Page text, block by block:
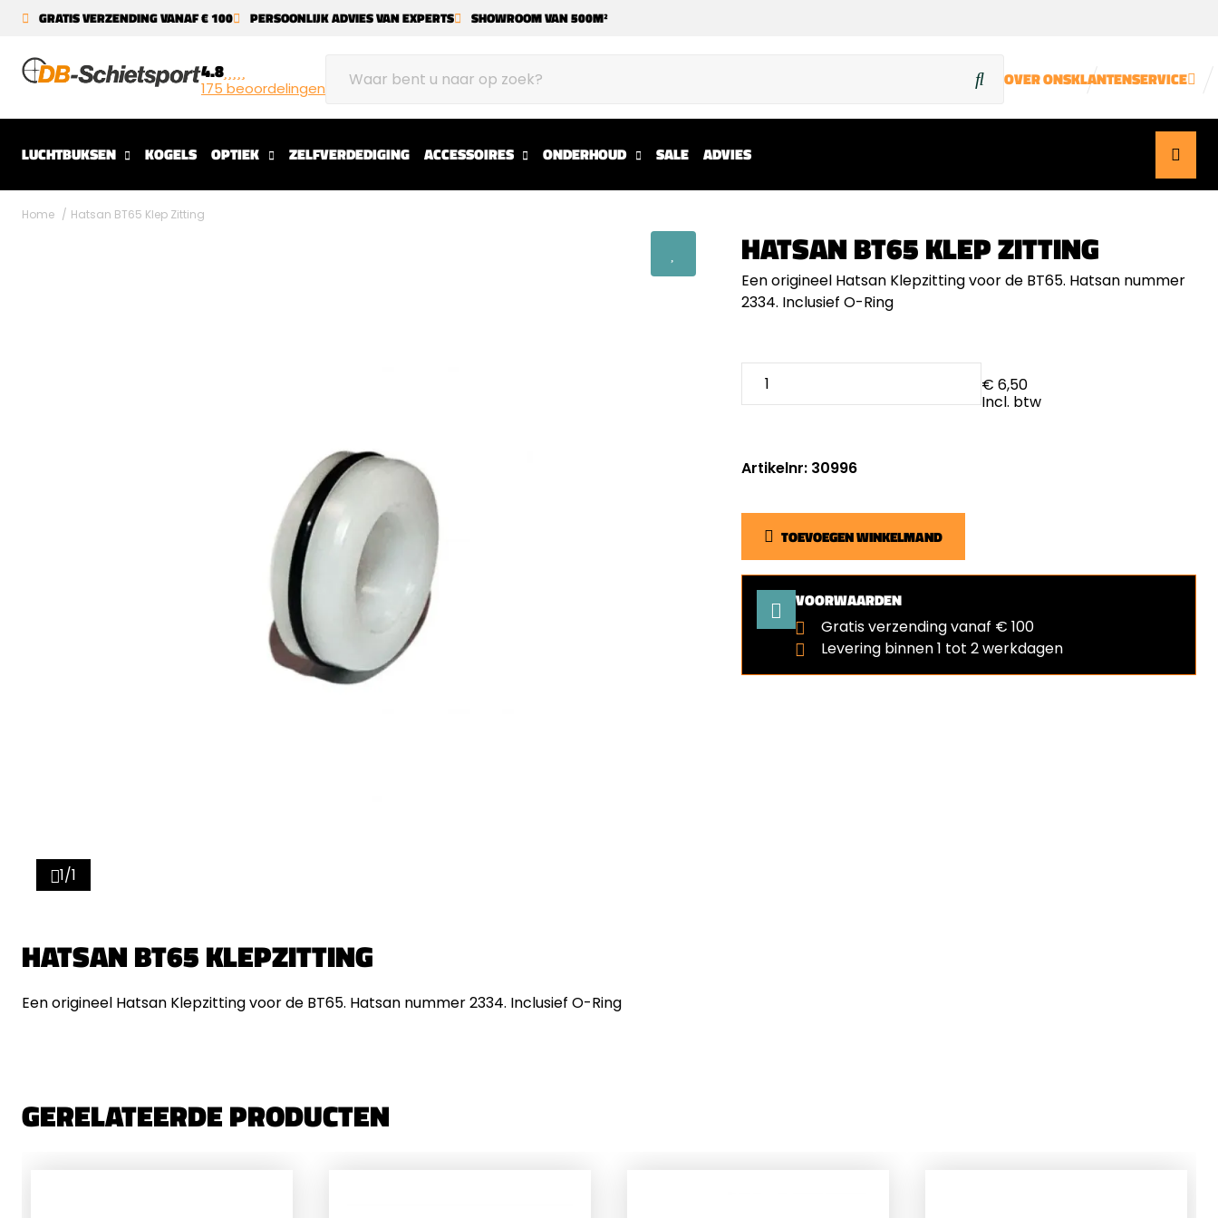
GRATIS VERZENDING VANAF € 100 PERSOONLIJK ADVIES VAN EXPERTS SHOWROOM VAN 500M²
4.8
175 beoordelingen OVER ONSKLANTENSERVICE
LUCHTBUKSEN KOGELS OPTIEK ZELFVERDEDIGING ACCESSOIRES ONDERHOUD SALE ADVIES
Home Hatsan BT65 Klep Zitting
1/1
HATSAN BT65 KLEPZITTING
Een origineel Hatsan Klepzitting voor de BT65. Hatsan nummer 2334. Inclusief O-Ring
HATSAN BT65 KLEP ZITTING
Een origineel Hatsan Klepzitting voor de BT65. Hatsan nummer
2334. Inclusief O-Ring
€ 6,50
Incl. btw
Artikelnr: 30996
TOEVOEGEN WINKELMAND
VOORWAARDEN
Gratis verzending vanaf € 100
Levering binnen 1 tot 2 werkdagen
GERELATEERDE PRODUCTEN